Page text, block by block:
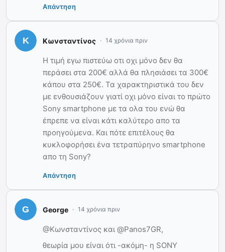
Απάντηση
Κωνσταντίνος 14 χρόνια πριν
Η τιμή εγω πιστεύω οτι οχι μόνο δεν θα
περάσει στα 200€ αλλά θα πλησιάσει τα 300€
κάπου στα 250€. Τα χαρακτηριστικά του δεν
με ενθουσιάζουν γιατί οχι μόνο είναι το πρώτο
Sony smartphone με τα ολα του ενώ θα
έπρεπε να είναι κάτι καλύτερο απο τα
προηγούμενα. Και πότε επιτέλους θα
κυκλοφορήσει ένα τετραπύρηνο smartphone
απο τη Sony?
Απάντηση
George 14 χρόνια πριν
@Κωνσταντίνος και @Panos7GR,
θεωρία μου είναι ότι -ακόμη- η SONY